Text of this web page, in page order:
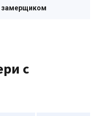
замерщиком
с